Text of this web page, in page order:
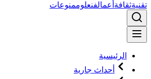
تقنيةثقافة أعمالفنعلوممنوعات
الرئيسية
أحداث جارية